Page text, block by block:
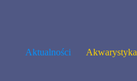
Aktualności Akwarystyka